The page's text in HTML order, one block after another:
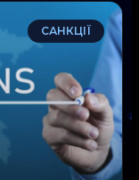
САНКЦІЇ